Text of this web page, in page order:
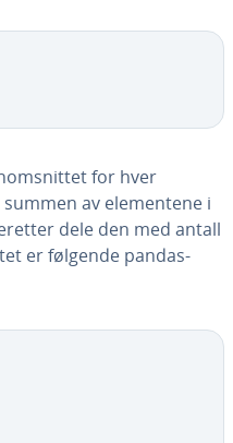
for hver
summen av elementene i
dele den med antall
er følgende pandas-